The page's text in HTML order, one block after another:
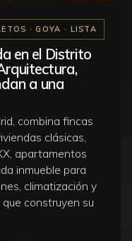
· GOYA · LISTA
en el Distrito
a una
combina fincas
clásicas,
apartamentos
inmueble para
climatización y
construyen su